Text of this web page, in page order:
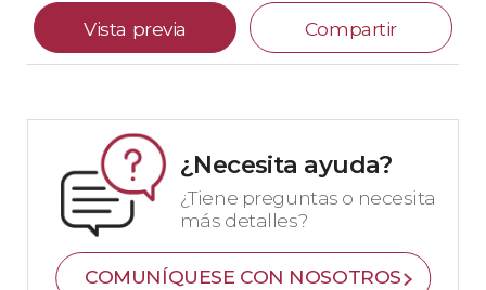
Vista previa Compartir
¿Necesita ayuda?
¿Tiene preguntas o necesita
más detalles?
COMUNÍQUESE CON NOSOTROS